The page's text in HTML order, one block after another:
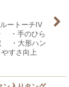
ートーチIV
・手のひら
・大形ハン
すさ向上